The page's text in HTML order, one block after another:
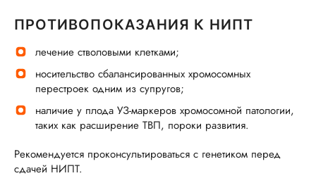
ПРОТИВОПОКАЗАНИЯ К НИПТ
лечение стволовыми клетками;
носительство сбалансированных хромосомных
перестроек одним из супругов;
наличие у плода УЗ-маркеров хромосомной патологии,
таких как расширение ТВП, пороки развития.
Рекомендуется проконсультироваться с генетиком перед
сдачей НИПТ.